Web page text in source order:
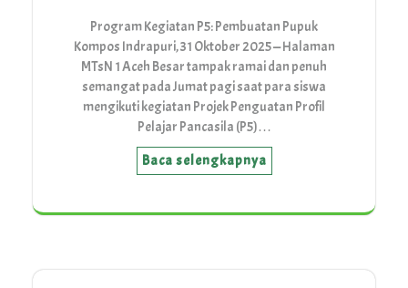
Program Kegiatan P5: Pembuatan Pupuk
Kompos Indrapuri, 31 Oktober 2025 — Halaman
MTsN 1 Aceh Besar tampak ramai dan penuh
semangat pada Jumat pagi saat para siswa
mengikuti kegiatan Projek Penguatan Profil
Pelajar Pancasila (P5)…
Baca selengkapnya